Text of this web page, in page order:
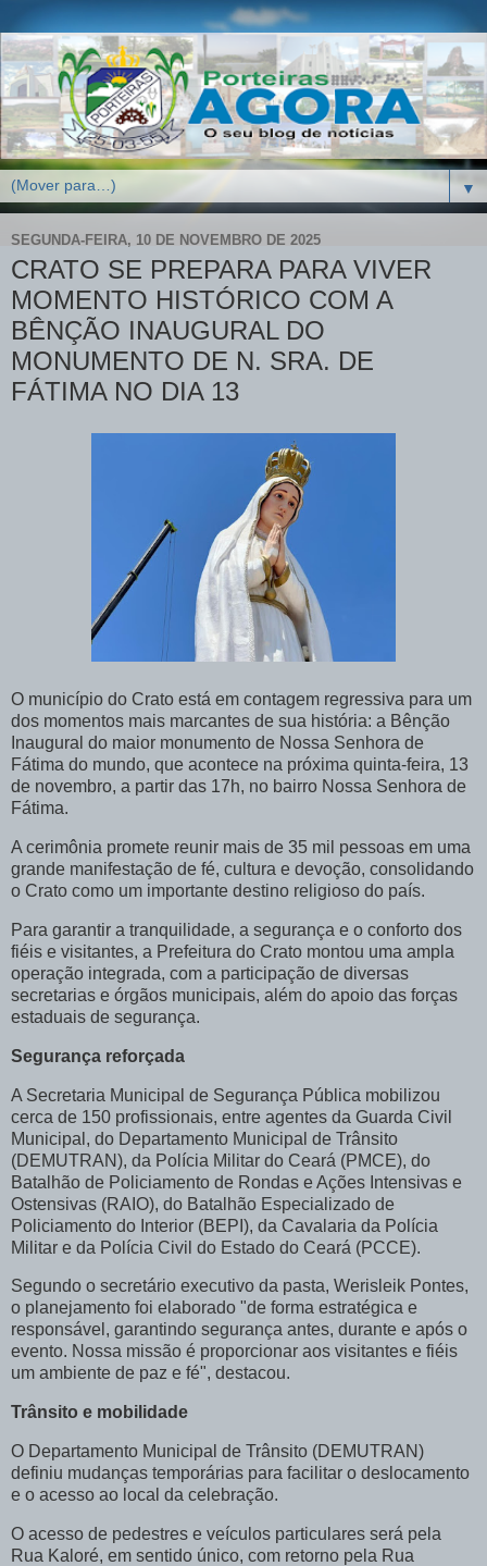
▼
SEGUNDA-FEIRA, 10 DE NOVEMBRO DE 2025
CRATO SE PREPARA PARA VIVER
MOMENTO HISTÓRICO COM A
BÊNÇÃO INAUGURAL DO
MONUMENTO DE N. SRA. DE
FÁTIMA NO DIA 13
O município do Crato está em contagem regressiva para um
dos momentos mais marcantes de sua história: a Bênção
Inaugural do maior monumento de Nossa Senhora de
Fátima do mundo, que acontece na próxima quinta-feira, 13
de novembro, a partir das 17h, no bairro Nossa Senhora de
Fátima.
A cerimônia promete reunir mais de 35 mil pessoas em uma
grande manifestação de fé, cultura e devoção, consolidando
o Crato como um importante destino religioso do país.
Para garantir a tranquilidade, a segurança e o conforto dos
fiéis e visitantes, a Prefeitura do Crato montou uma ampla
operação integrada, com a participação de diversas
secretarias e órgãos municipais, além do apoio das forças
estaduais de segurança.
Segurança reforçada
A Secretaria Municipal de Segurança Pública mobilizou
cerca de 150 profissionais, entre agentes da Guarda Civil
Municipal, do Departamento Municipal de Trânsito
(DEMUTRAN), da Polícia Militar do Ceará (PMCE), do
Batalhão de Policiamento de Rondas e Ações Intensivas e
Ostensivas (RAIO), do Batalhão Especializado de
Policiamento do Interior (BEPI), da Cavalaria da Polícia
Militar e da Polícia Civil do Estado do Ceará (PCCE).
Segundo o secretário executivo da pasta, Werisleik Pontes,
o planejamento foi elaborado "de forma estratégica e
responsável, garantindo segurança antes, durante e após o
evento. Nossa missão é proporcionar aos visitantes e fiéis
um ambiente de paz e fé", destacou.
Trânsito e mobilidade
O Departamento Municipal de Trânsito (DEMUTRAN)
definiu mudanças temporárias para facilitar o deslocamento
e o acesso ao local da celebração.
O acesso de pedestres e veículos particulares será pela
Rua Kaloré, em sentido único, com retorno pela Rua